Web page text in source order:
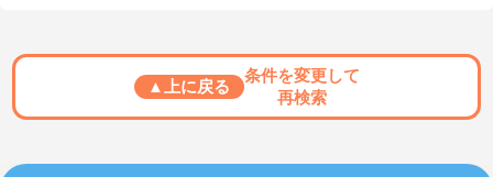
▲上に戻る
条件を変更して
再検索